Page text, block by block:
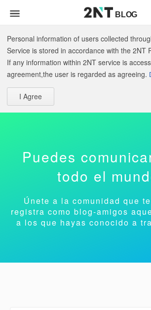
BLOG
Personal information of users collected
Service is stored in accordance with the 2NT
If any information within 2NT service is
agreement,the user is regarded as agreeing.
I Agree
Puedes
todo el
Únete a la comunidad que
registra como blog-amigos
a los que hayas conocido a